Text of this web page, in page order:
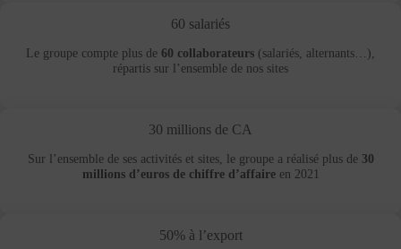
60 salariés
Le groupe compte plus de 60 collaborateurs (salariés, alternants…),
répartis sur l’ensemble de nos sites
30 millions de CA
Sur l’ensemble de ses activités et sites, le groupe a réalisé plus de 30
millions d’euros de chiffre d’affaireen 2021
50% à l’export